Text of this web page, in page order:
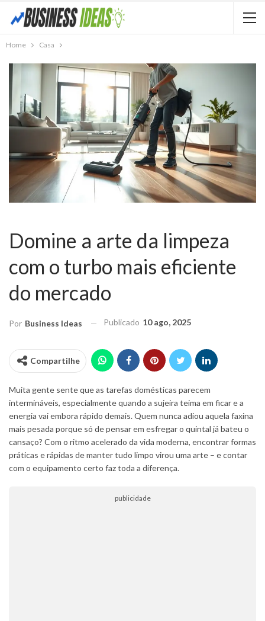
Home Casa
Domine a arte da limpeza
com o turbo mais eficiente
do mercado
Por Business Ideas Publicado 10 ago, 2025
Compartilhe
Muita gente sente que as tarefas domésticas parecem
intermináveis, especialmente quando a sujeira teima em ficar e a
energia vai embora rápido demais. Quem nunca adiou aquela faxina
mais pesada porque só de pensar em esfregar o quintal já bateu o
cansaço? Com o ritmo acelerado da vida moderna, encontrar formas
práticas e rápidas de manter tudo limpo virou uma arte – e contar
com o equipamento certo faz toda a diferença.
publicidade